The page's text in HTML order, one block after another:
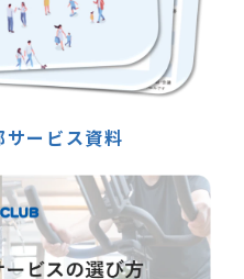
ービス資料